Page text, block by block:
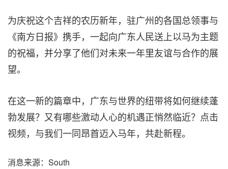
为庆祝这个吉祥的农历新年，驻广州的各国总领事与
《南方日报》携手，一起向广东人民送上以马为主题
的祝福，并分享了他们对未来一年里友谊与合作的展
望。
在这一新的篇章中，广东与世界的纽带将如何继续蓬
勃发展？又有哪些激动人心的机遇正悄然临近？点击
视频，与我们一同昂首迈入马年，共赴新程。
消息来源：South